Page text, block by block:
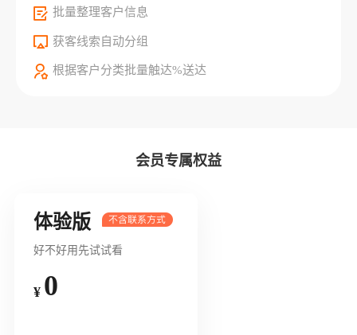
批量整理客户信息
获客线索自动分组
根据客户分类批量触达%送达
会员专属权益
体验版
好不好用先试试看
¥ 0